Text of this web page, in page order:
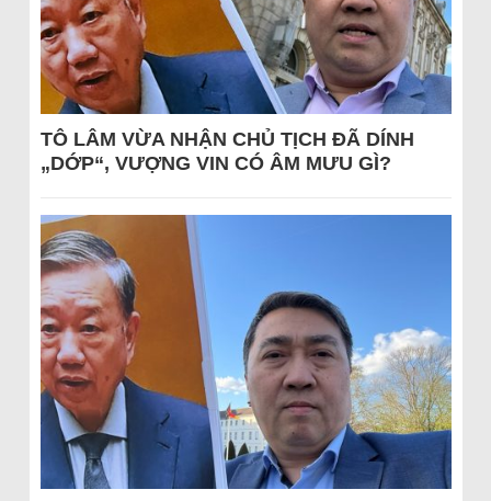
TÔ LÂM VỪA NHẬN CHỦ TỊCH ĐÃ DÍNH
„DỚP“, VƯỢNG VIN CÓ ÂM MƯU GÌ?